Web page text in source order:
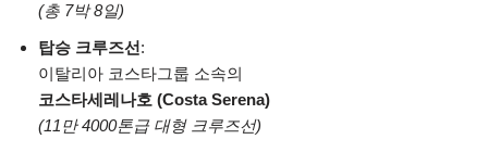
(총 7박 8일)
탑승 크루즈선:
이탈리아 코스타그룹 소속의
코스타세레나호 (Costa Serena)
(11만 4000톤급 대형 크루즈선)